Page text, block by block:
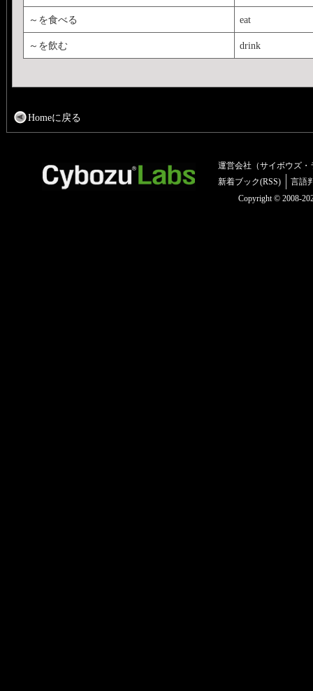
～を食べる eat
～を飲む drink
Homeに戻る
運営会社（サイボウズ・
新着ブック(RSS)
言語
Copyright © 2008-